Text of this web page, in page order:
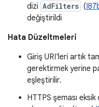
dizi AdFilters (
değiştirildi
Hata Düzeltmeleri
Giriş URI'leri artık
gerektirmek yerine
eşleştirilir.
HTTPS şeması